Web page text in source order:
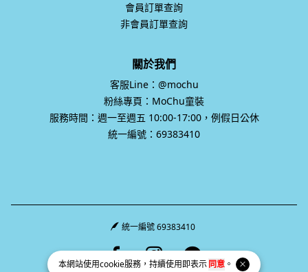
本網站使用cookie服務，持續使用即表示同意 。
會員訂單查詢
非會員訂單查詢
關於我們
客服Line：@mochu
粉絲專頁：MoChu童裝
服務時間：週一至週五 10:00-17:00，例假日公休
統一編號：69383410
統一編號 69383410
Facebook pageInstagram page
Line page